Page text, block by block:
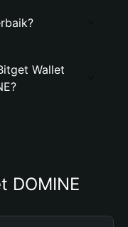
Wallet
DOMINE